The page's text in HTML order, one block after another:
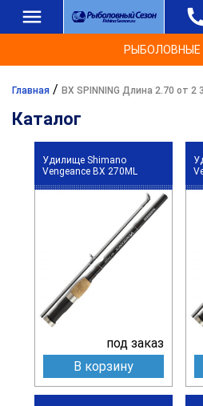
РЫБОЛОВНЫЕ
Главная / BX SPINNING Длина 2.70 от 2
Каталог
Удилище Shimano
Vengeance BX 270ML
под заказ
В корзину